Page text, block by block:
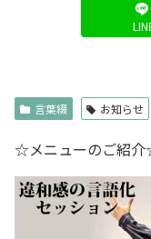
言葉綴 お知らせ
☆メニューのご紹